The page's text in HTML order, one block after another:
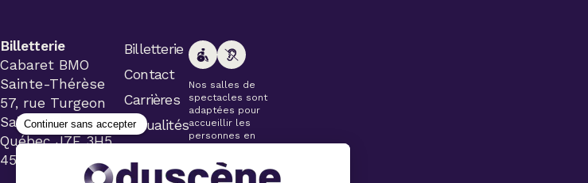
Billetterie
Cabaret BMO
Sainte-Thérèse
57, rue Turgeon
Sainte-Thérèse
Québec J7E 3H5
450 434-4006
Billetterie
Contact
Carrières
Actualités
Nos salles de
spectacles sont
adaptées pour
accueillir les
personnes en
Veuillez
simplement aviser